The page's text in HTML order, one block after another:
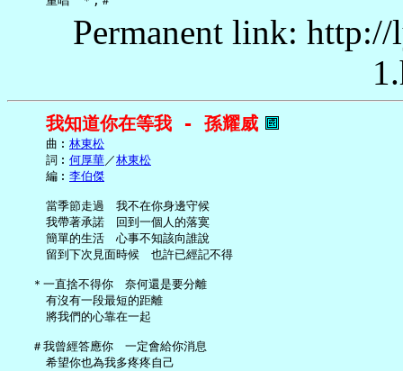
Permanent link:
我知道你在等我 - 孫耀威
     曲︰
林東松
     詞︰
何厚華／林東松
     編︰
李伯傑
     當季節走過　我不在你身邊守候
     我帶著承諾　回到一個人的落寞
     簡單的生活　心事不知該向誰說
     留到下次見面時候　也許已經記不得
   ＊一直捨不得你　奈何還是要分離
     有沒有一段最短的距離
     將我們的心靠在一起
   ＃我曾經答應你　一定會給你消息
     希望你也為我多疼疼自己